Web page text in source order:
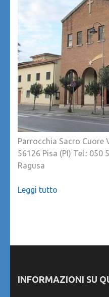
Parrocchia Sacro Cuore
56126 Pisa (PI) Tel.: 050
Ragusa
Leggi tutto
INFORMAZIONI SU